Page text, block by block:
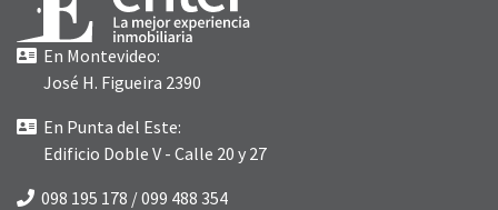
En Montevideo:
José H. Figueira 2390
En Punta del Este:
Edificio Doble V - Calle 20 y 27
098 195 178 /099 488 354